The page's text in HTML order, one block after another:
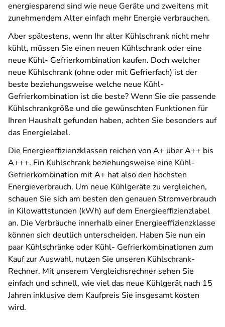
energiesparend sind wie neue Geräte und zweitens mit
zunehmendem Alter einfach mehr Energie verbrauchen.
Aber spätestens, wenn Ihr alter Kühlschrank nicht mehr
kühlt, müssen Sie einen neuen Kühlschrank oder eine
neue Kühl- Gefrierkombination kaufen. Doch welcher
neue Kühlschrank (ohne oder mit Gefrierfach) ist der
beste beziehungsweise welche neue Kühl-
Gefrierkombination ist die beste? Wenn Sie die passende
Kühlschrankgröße und die gewünschten Funktionen für
Ihren Haushalt gefunden haben, achten Sie besonders auf
das Energielabel.
Die Energieeffizienzklassen reichen von A+ über A++ bis
A+++. Ein Kühlschrank beziehungsweise eine Kühl-
Gefrierkombination mit A+ hat also den höchsten
Energieverbrauch. Um neue Kühlgeräte zu vergleichen,
schauen Sie sich am besten den genauen Stromverbrauch
in Kilowattstunden (kWh) auf dem Energieeffizienzlabel
an. Die Verbräuche innerhalb einer Energieeffizienzklasse
können sich deutlich unterscheiden. Haben Sie nun ein
paar Kühlschränke oder Kühl- Gefrierkombinationen zum
Kauf zur Auswahl, nutzen Sie unseren Kühlschrank-
Rechner. Mit unserem Vergleichsrechner sehen Sie
einfach und schnell, wie viel das neue Kühlgerät nach 15
Jahren inklusive dem Kaufpreis Sie insgesamt kosten
wird.